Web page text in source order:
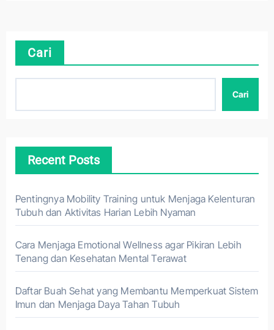
Cari
Cari
Recent Posts
Pentingnya Mobility Training untuk Menjaga Kelenturan
Tubuh dan Aktivitas Harian Lebih Nyaman
Cara Menjaga Emotional Wellness agar Pikiran Lebih
Tenang dan Kesehatan Mental Terawat
Daftar Buah Sehat yang Membantu Memperkuat Sistem
Imun dan Menjaga Daya Tahan Tubuh